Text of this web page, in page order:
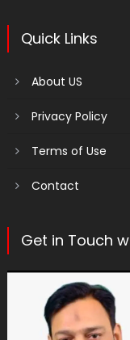
Quick Links
About US
Privacy Policy
Terms of Use
Contact
Get in Touch